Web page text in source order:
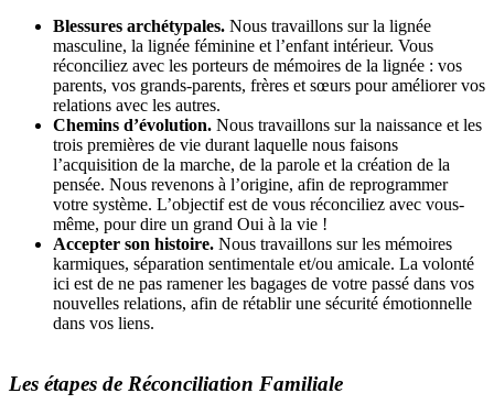
Blessures archétypales. Nous travaillons sur la lignée
masculine, la lignée féminine et l’enfant intérieur. Vous
réconciliez avec les porteurs de mémoires de la lignée : vos
parents, vos grands-parents, frères et sœurs pour améliorer vos
relations avec les autres.
Chemins d’évolution. Nous travaillons sur la naissance et les
trois premières de vie durant laquelle nous faisons
l’acquisition de la marche, de la parole et la création de la
pensée. Nous revenons à l’origine, afin de reprogrammer
votre système. L’objectif est de vous réconciliez avec vous-
même, pour dire un grand Oui à la vie !
Accepter son histoire. Nous travaillons sur les mémoires
karmiques, séparation sentimentale et/ou amicale. La volonté
ici est de ne pas ramener les bagages de votre passé dans vos
nouvelles relations, afin de rétablir une sécurité émotionnelle
dans vos liens.
Les étapes de Réconciliation Familiale